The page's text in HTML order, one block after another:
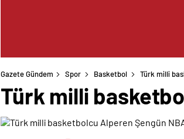
Gazete Gündem Spor Basketbol Türk milli
Türk milli